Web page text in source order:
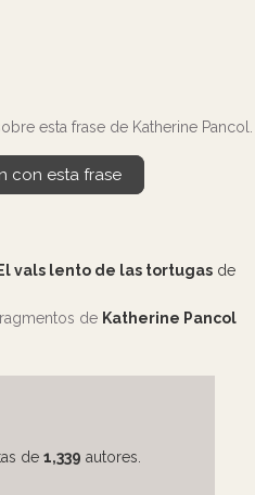
esta frase de Katherine Pancol.
con esta frase
El vals lento de las tortugas de
de Katherine Pancol
de 1,339 autores.